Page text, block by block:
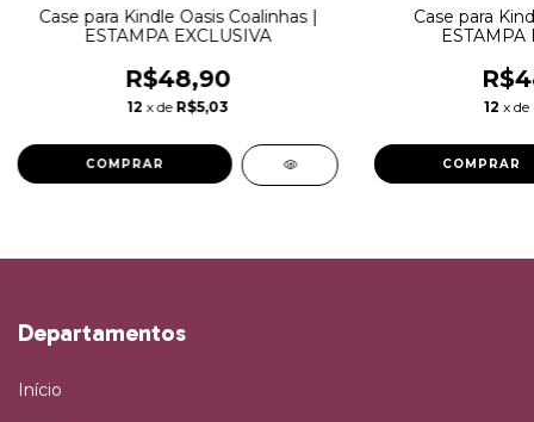
Case para Kindle Oasis Coalinhas |
ESTAMPA EXCLUSIVA
R$48,90
12 x de R$5,03
Case para
ESTAMPA
12 x de
Departamentos
Início